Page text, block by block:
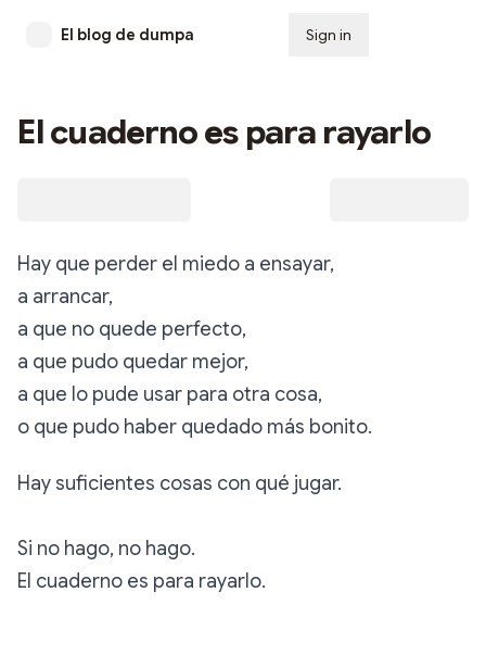
El blog de dumpa Sign in
El cuaderno es para rayarlo
Hay que perder el miedo a ensayar,
a arrancar,
a que no quede perfecto,
a que pudo quedar mejor,
a que lo pude usar para otra cosa,
o que pudo haber quedado más bonito.
Hay suficientes cosas con qué jugar.
Si no hago, no hago.
El cuaderno es para rayarlo.